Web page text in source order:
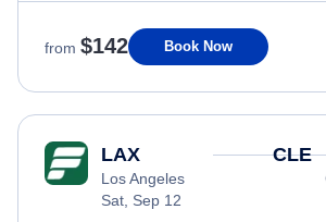
from $142 Book Now
LAX
Los Angeles
Sat, Sep 12
CLE